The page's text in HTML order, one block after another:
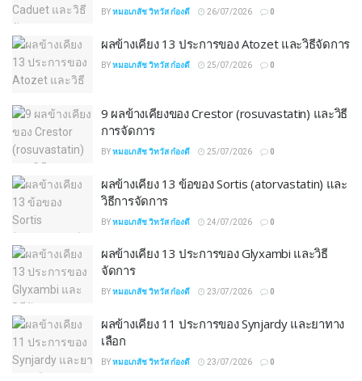
BYหมอเภสัช วิทวัส ก๋องดี 26/07/2026 0
ผลข้างเคียง 13 ประการของ Atozet และวิธีจัดการ
BYหมอเภสัช วิทวัส ก๋องดี 25/07/2026 0
9 ผลข้างเคียงของ Crestor (rosuvastatin) และวิธี
การจัดการ
BYหมอเภสัช วิทวัส ก๋องดี 25/07/2026 0
ผลข้างเคียง 13 ข้อของ Sortis (atorvastatin) และ
วิธีการจัดการ
BYหมอเภสัช วิทวัส ก๋องดี 24/07/2026 0
ผลข้างเคียง 13 ประการของ Glyxambi และวิธี
จัดการ
BYหมอเภสัช วิทวัส ก๋องดี 23/07/2026 0
ผลข้างเคียง 11 ประการของ Synjardy และยาทาง
เลือก
BYหมอเภสัช วิทวัส ก๋องดี 23/07/2026 0